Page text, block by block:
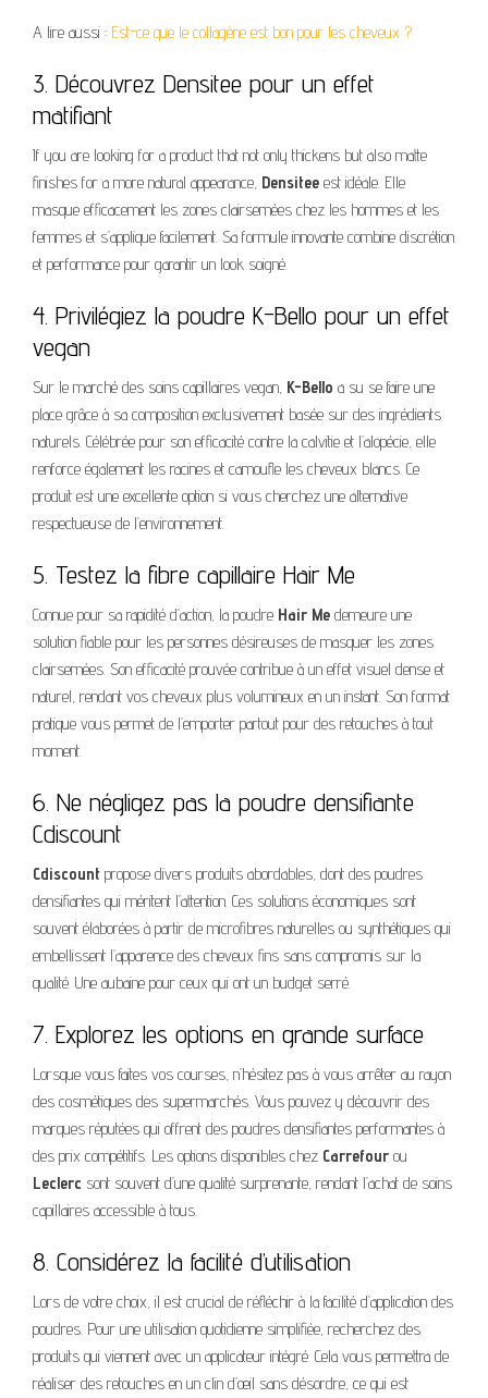
A lire aussi : Est-ce que le collagène est bon pour les cheveux ?
3. Découvrez Densitee pour un effet
matifiant
If you are looking for a product that not only thickens but also matte
finishes for a more natural appearance, Densitee est idéale. Elle
masque efficacement les zones clairsemées chez les hommes et les
femmes et s’applique facilement. Sa formule innovante combine discrétion
et performance pour garantir un look soigné.
4. Privilégiez la poudre K-Bello pour un effet
vegan
Sur le marché des soins capillaires vegan, K-Bello a su se faire une
place grâce à sa composition exclusivement basée sur des ingrédients
naturels. Célébrée pour son efficacité contre la calvitie et l’alopécie, elle
renforce également les racines et camoufle les cheveux blancs. Ce
produit est une excellente option si vous cherchez une alternative
respectueuse de l’environnement.
5. Testez la fibre capillaire Hair Me
Connue pour sa rapidité d’action, la poudre Hair Me demeure une
solution fiable pour les personnes désireuses de masquer les zones
clairsemées. Son efficacité prouvée contribue à un effet visuel dense et
naturel, rendant vos cheveux plus volumineux en un instant. Son format
pratique vous permet de l’emporter partout pour des retouches à tout
moment.
6. Ne négligez pas la poudre densifiante
Cdiscount
Cdiscount propose divers produits abordables, dont des poudres
densifiantes qui méritent l’attention. Ces solutions économiques sont
souvent élaborées à partir de microfibres naturelles ou synthétiques qui
embellissent l’apparence des cheveux fins sans compromis sur la
qualité. Une aubaine pour ceux qui ont un budget serré.
7. Explorez les options en grande surface
Lorsque vous faites vos courses, n’hésitez pas à vous arrêter au rayon
des cosmétiques des supermarchés. Vous pouvez y découvrir des
marques réputées qui offrent des poudres densifiantes performantes à
des prix compétitifs. Les options disponibles chez Carrefour ou
Leclerc sont souvent d’une qualité surprenante, rendant l’achat de soins
capillaires accessible à tous.
8. Considérez la facilité d’utilisation
Lors de votre choix, il est crucial de réfléchir à la facilité d’application des
poudres. Pour une utilisation quotidienne simplifiée, recherchez des
produits qui viennent avec un applicateur intégré. Cela vous permettra de
réaliser des retouches en un clin d’œil sans désordre, ce qui est